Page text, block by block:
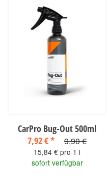
CarPro Bug-Out 500ml
7,92 €* 9,90 €
15,84 € pro 1 l
sofort verfügbar